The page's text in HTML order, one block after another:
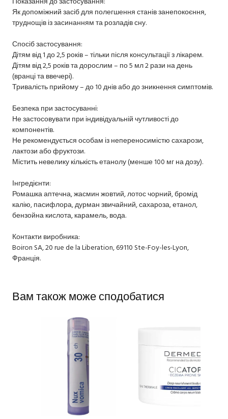
Як допоміжний засіб для полегшення станів занепокоєння,
труднощів із засинанням та розладів сну.
Спосіб застосування:
Дітям від 1 до 2,5 років – тільки після консультації з лікарем.
Дітям від 2,5 років та дорослим – по 5 мл 2 рази на день
(вранці та ввечері).
Тривалість прийому – до 10 днів або до зникнення симптомів.
Безпека при застосуванні:
Не застосовувати при індивідуальній чутливості до
компонентів.
Не рекомендується особам із непереносимістю сахарози,
лактози або фруктози.
Містить невелику кількість етанолу (менше 100 мг на дозу).
Інгредієнти:
Ромашка аптечна, жасмин жовтий, лотос чорний, бромід
калію, пасифлора, дурман звичайний, сахароза, етанол,
бензойна кислота, карамель, вода.
Контакти виробника:
Boiron SA, 20 rue de la Liberation, 69110 Ste-Foy-les-Lyon,
Франція.
Вам також може сподобатися